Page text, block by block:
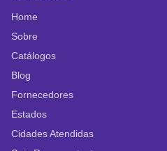
Home
Sobre
Catálogos
Blog
Fornecedores
Estados
Cidades Atendidas